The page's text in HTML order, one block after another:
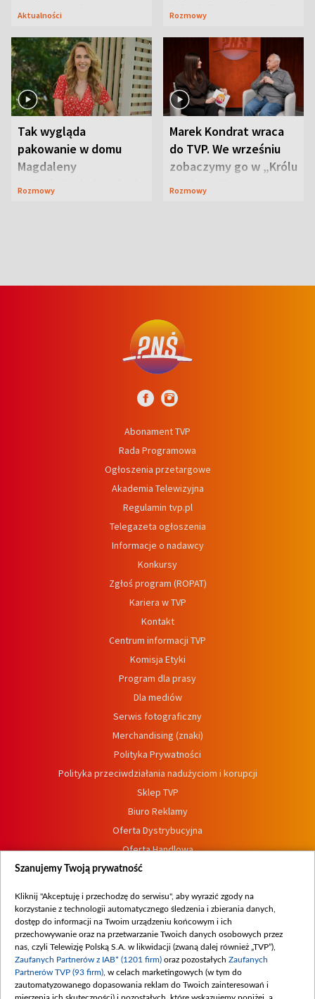
wypoczynek
Aktualności
Zdradził, co zmienił
Rozmowy
Tak wygląda
pakowanie w domu
Magdaleny
Waligórskiej-Lisieckiej.
Rozmowy
Marek Kondrat wraca
do TVP. We wrześniu
zobaczymy go w „Królu
Maciusiu I”
Rozmowy
Abonament TVP
Rada Programowa
Ogłoszenia przetargowe
Akademia Telewizyjna
Regulamin tvp.pl
Telegazeta ogłoszenia
Informacje o nadawcy
Konkursy
Zgłoś program (ROPAT)
Kariera w TVP
Kontakt
Centrum informacji TVP
Komisja Etyki
Program dla prasy
Dla mediów
Serwis fotograficzny
Merchandising (znaki)
Polityka Prywatności
Polityka przeciwdziałania nadużyciom i korupcji
Sklep TVP
Biuro Reklamy
Oferta Dystrybucyjna
Oferta Handlowa
Dostępność
Procedura zgłoszeń wewnętrznych
Szanujemy Twoją prywatność
Kliknij "Akceptuję i przechodzę do serwisu", aby wyrazić zgody na
korzystanie z technologii automatycznego śledzenia i zbierania danych,
dostęp do informacji na Twoim urządzeniu końcowym i ich
przechowywanie oraz na przetwarzanie Twoich danych osobowych przez
nas, czyli Telewizję Polską S.A. w likwidacji (zwaną dalej również „TVP”),
Zaufanych Partnerów z IAB* (1201 firm) oraz pozostałych Zaufanych
Partnerów TVP (93 firm) , w celach marketingowych (w tym do
zautomatyzowanego dopasowania reklam do Twoich zainteresowań i